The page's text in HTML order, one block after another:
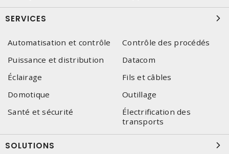
SERVICES
Automatisation et contrôle
Contrôle des procédés
Puissance et distribution
Datacom
Éclairage
Fils et câbles
Domotique
Outillage
Santé et sécurité
Électrification des
transports
SOLUTIONS